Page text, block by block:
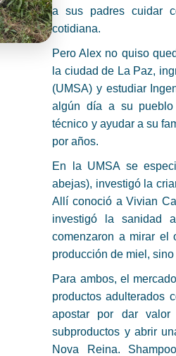
a sus padres cuidar
cotidiana.
Pero Alex no quiso
la ciudad de La Paz,
(UMSA) y estudiar
algún día a su pueblo
técnico y ayudar a su
por años.
En la UMSA se
abejas), investigó la
Allí conoció a Vivian
investigó la sanidad
comenzaron a mirar el
producción de miel,
Para ambos, el
productos adulterados
apostar por dar
subproductos y abrir
Nova Reina.